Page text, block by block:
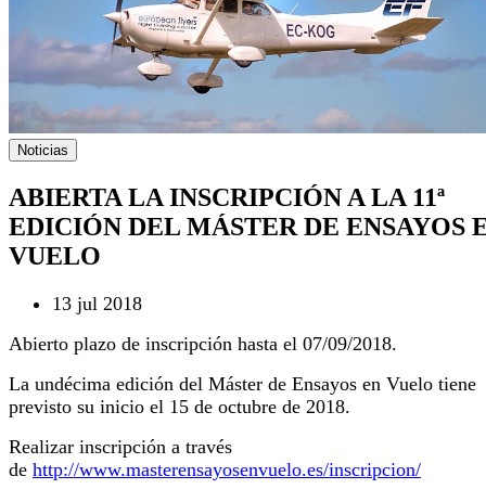
Noticias
ABIERTA LA INSCRIPCIÓN A LA 11ª
EDICIÓN DEL MÁSTER DE ENSAYOS
VUELO
13 jul 2018
Abierto plazo de inscripción hasta el 07/09/2018.
La undécima edición del Máster de Ensayos en Vuelo tiene
previsto su inicio el 15 de octubre de 2018.
Realizar inscripción a través
de http://www.masterensayosenvuelo.es/inscripcion/